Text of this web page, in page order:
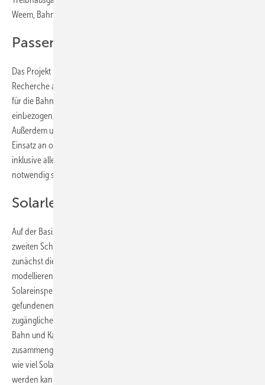
Weem, Bahntechnikexperte bei TÜV Rheinland, das Ziel.
Passende Technologien suchen
Das Projekt läuft in zwei Arbeitsschritten ab. Zunächst geht es um eine
Recherche auf dem Weltmarkt, um Photovoltaiksysteme zu finden, die
für die Bahn in Frage kommen. Dabei werden auch Systeme
einbezogen, die sich bereits für andere Bahnen bewährt haben.
Außerdem untersucht der TÜV Rheinland systematisch die für den
Einsatz an oder in der Schieneninfrastruktur relevanten Solarsysteme
inklusive aller Komponenten, die auch zur Direkteinspeisung
notwendig sind.
Solarleistung berechnen
Auf der Basis dieser Ergebnisse erfassen die Experten dann im
zweiten Schritt das Solarpotenzial quantitativ. Das heißt, sie ermitteln
zunächst die Größe der vorhandenen und nutzbaren Fläche. Darauf
modellieren sie die auf den verschiedenen Flächen jeweils mögliche
Solareinspeiseleistung anhand der im vorherigen Arbeitsschritt
gefundenen Technologien. Grundlage dafür sind öffentlich
zugängliche Quellen wie beispielsweise Datenbanken der Deutschen
Bahn und Kartierungen der Strahlungsintensität. Aus den so
zusammengestellten Daten können die Prüfer des TÜV dann ableiten,
wie viel Solarstrom produziert und in die Oberleitung eingespeist
werden kann.